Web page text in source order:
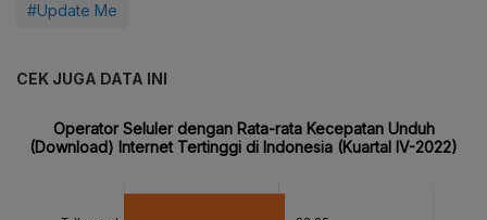
#Update Me
CEK JUGA DATA INI